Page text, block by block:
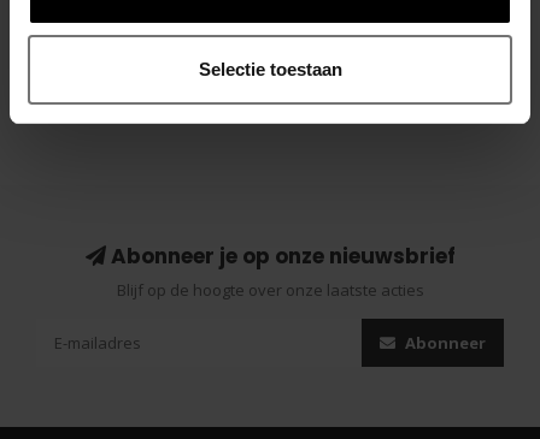
Selectie toestaan
Abonneer je op onze nieuwsbrief
Blijf op de hoogte over onze laatste acties
Abonneer